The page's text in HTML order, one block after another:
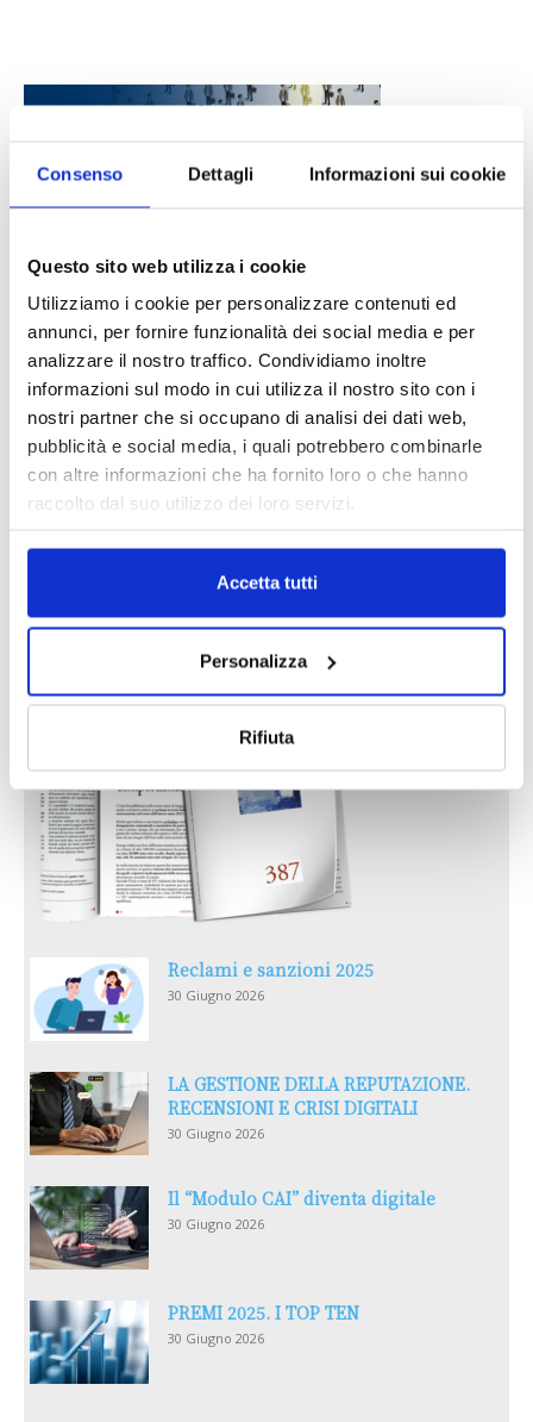
Consenso Dettagli Informazioni sui cookie
Questo sito web utilizza i cookie
Utilizziamo i cookie per personalizzare contenuti ed
annunci, per fornire funzionalità dei social media e per
analizzare il nostro traffico. Condividiamo inoltre
informazioni sul modo in cui utilizza il nostro sito con i
nostri partner che si occupano di analisi dei dati web,
pubblicità e social media, i quali potrebbero combinarle
con altre informazioni che ha fornito loro o che hanno
raccolto dal suo utilizzo dei loro servizi.
Accetta tutti
Personalizza
Rifiuta
DALLE AZIENDE
Prima Assicurazioni: grande
partecipazione alla Convention degli
intermediari partner 2026
1 Luglio 2026
MAGNIFICA HUMANITAS (l’impatto
dell’IA sul futuro e oltre)
1 Luglio 2026
IL MENSILE ASSINEWS LUGLIO-
AGOSTO 2026
Reclami e sanzioni 2025
30 Giugno 2026
LA GESTIONE DELLA REPUTAZIONE.
RECENSIONI E CRISI DIGITALI
30 Giugno 2026
Il “Modulo CAI” diventa digitale
30 Giugno 2026
PREMI 2025. I TOP TEN
30 Giugno 2026